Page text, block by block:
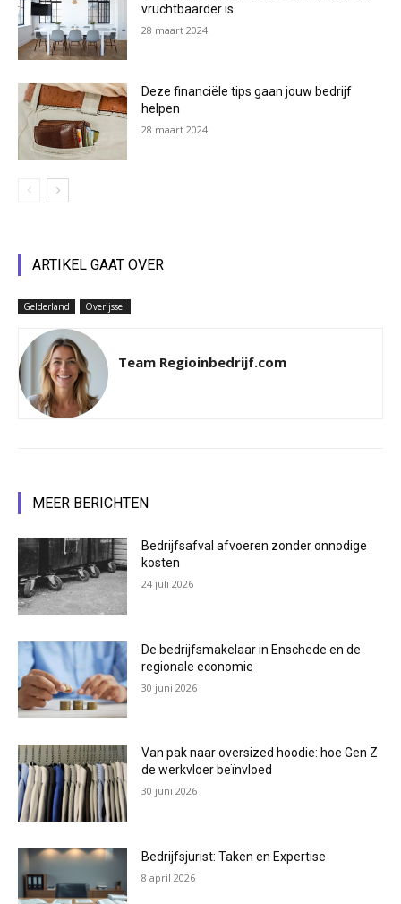
vruchtbaarder is
28 maart 2024
Deze financiële tips gaan jouw bedrijf
helpen
28 maart 2024
ARTIKEL GAAT OVER
Gelderland Overijssel
Team Regioinbedrijf.com
MEER BERICHTEN
Bedrijfsafval afvoeren zonder onnodige
kosten
24 juli 2026
De bedrijfsmakelaar in Enschede en de
regionale economie
30 juni 2026
Van pak naar oversized hoodie: hoe Gen Z
de werkvloer beïnvloed
30 juni 2026
Bedrijfsjurist: Taken en Expertise
8 april 2026